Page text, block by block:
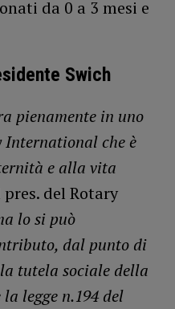
da 0 a 3 mesi e
Swich
pienamente in uno
che è
e alla vita
del Rotary
lo si può
dal punto di
tutela sociale della
legge n.194 del